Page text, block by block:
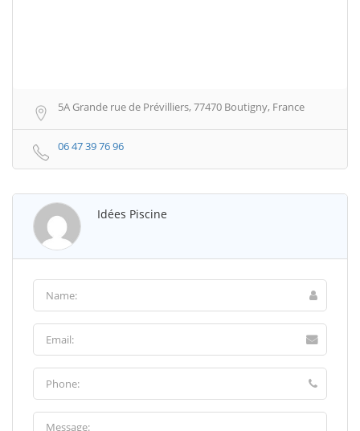
5A Grande rue de Prévilliers, 77470 Boutigny, France
06 47 39 76 96
Idées Piscine